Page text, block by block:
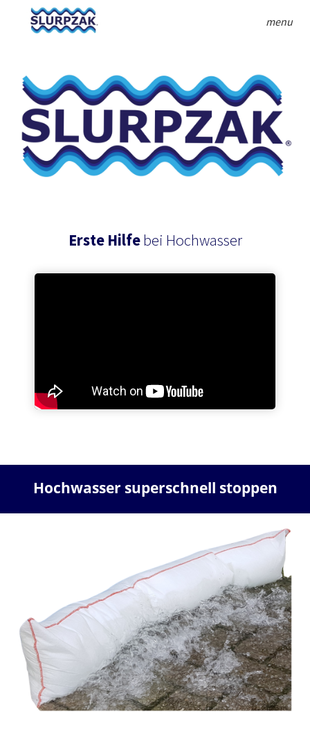
menu
Erste Hilfebei Hochwasser
Hochwasser superschnell stoppen